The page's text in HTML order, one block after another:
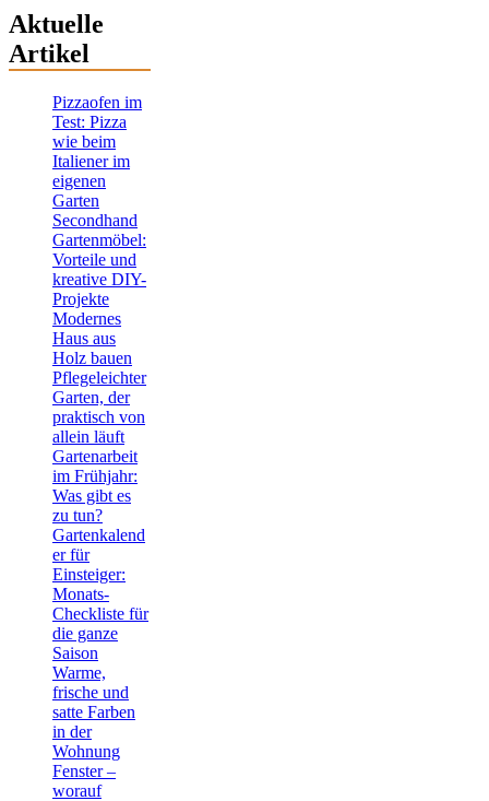
Aktuelle
Artikel
Pizzaofen im
Test: Pizza
wie beim
Italiener im
eigenen
Garten
Secondhand
Gartenmöbel:
Vorteile und
kreative DIY-
Projekte
Modernes
Haus aus
Holz bauen
Pflegeleichter
Garten, der
praktisch von
allein läuft
Gartenarbeit
im Frühjahr:
Was gibt es
zu tun?
Gartenkalend
er für
Einsteiger:
Monats-
Checkliste für
die ganze
Saison
Warme,
frische und
satte Farben
in der
Wohnung
Fenster –
worauf